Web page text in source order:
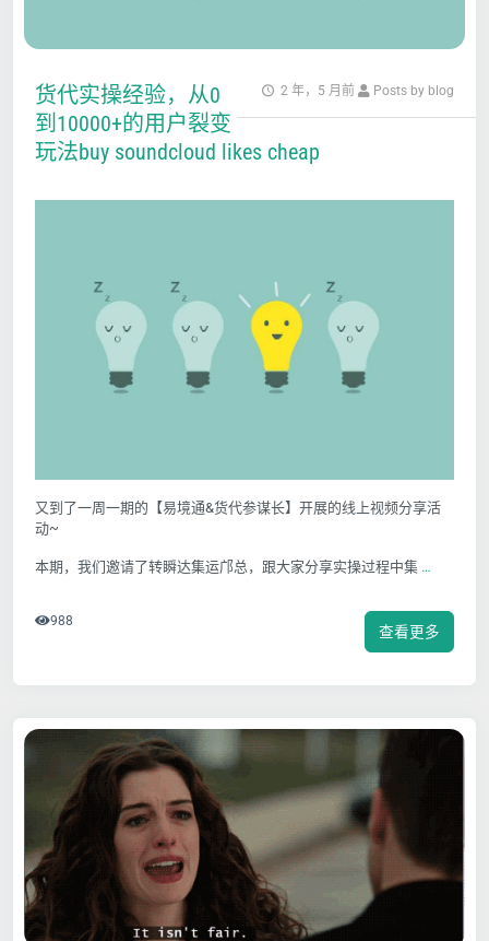
2 年，5 月前 Posts by blog
货代实操经验，从0
到10000+的用户裂变
玩法buy soundcloud likes cheap
又到了一周一期的【易境通&货代参谋长】开展的线上视频分享活
动~
本期，我们邀请了转瞬达集运邝总，跟大家分享实操过程中集 …
查看更多
988